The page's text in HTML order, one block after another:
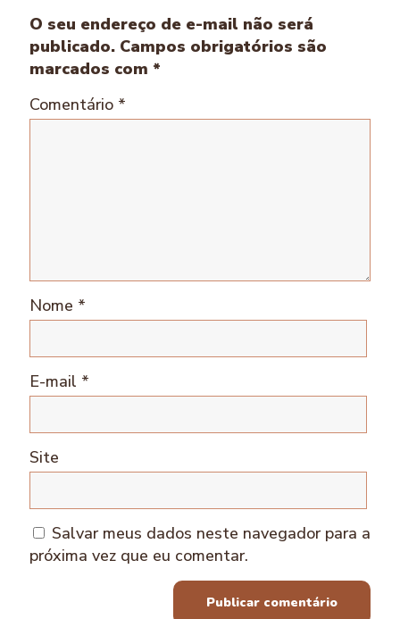
O seu endereço de e-mail não será
publicado. Campos obrigatórios são
marcados com *
Comentário *
Nome *
E-mail *
Site
Salvar meus dados neste navegador para a
próxima vez que eu comentar.